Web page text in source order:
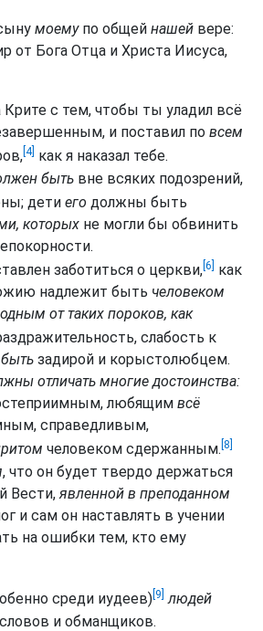
моемупо общей нашей вере:
от Бога Отца и Христа Иисуса,
Крите с тем, чтобы ты уладил всё
и поставил по всем
[4] как я наказал тебе.
быть вне всяких подозрений,
дети его должны быть
которых не могли бы обвинить
заботиться о церкви, [6]
как
надлежит быть человеком
от таких пороков, как
слабость к
задирой и корыстолюбцем.
отличать многие достоинства:
любящим всё
справедливым,
человеком сдержанным. [8]
, что он будет твердо держаться
Вести,явленной в преподанном
и сам он наставлять в учении
на ошибки тем, кто ему
среди иудеев) [9] людей
и обманщиков.